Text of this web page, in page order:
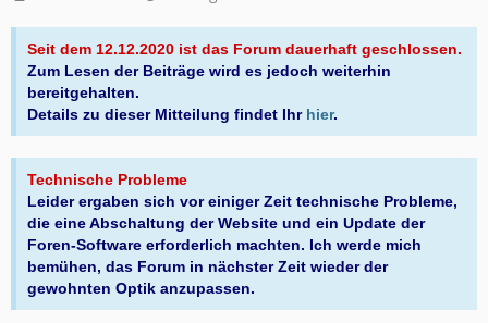
Seit dem 12.12.2020 ist das Forum dauerhaft geschlossen.
Zum Lesen der Beiträge wird es jedoch weiterhin
bereitgehalten.
Details zu dieser Mitteilung findet Ihr hier.
Technische Probleme
Leider ergaben sich vor einiger Zeit technische Probleme,
die eine Abschaltung der Website und ein Update der
Foren-Software erforderlich machten. Ich werde mich
bemühen, das Forum in nächster Zeit wieder der
gewohnten Optik anzupassen.